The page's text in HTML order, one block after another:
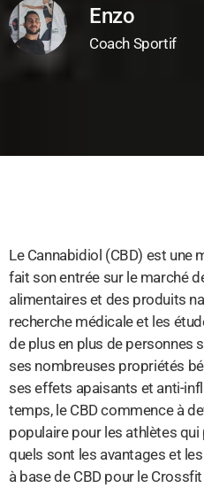
Enzo
Coach Sportif
Le Cannabidiol (CBD) est une
fait son entrée sur le marché
alimentaires et des produits
recherche médicale et les
de plus en plus de personnes
ses nombreuses propriétés
ses effets apaisants et anti-
temps, le CBD commence à
populaire pour les athlètes
quels sont les avantages et
à base de CBD pour le